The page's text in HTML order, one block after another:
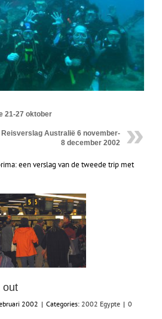
21-27 oktober
Reisverslag Australië 6 november-
8 december 2002
een verslag van de tweede trip met
out
2002 | Categories: 2002 Egypte | 0